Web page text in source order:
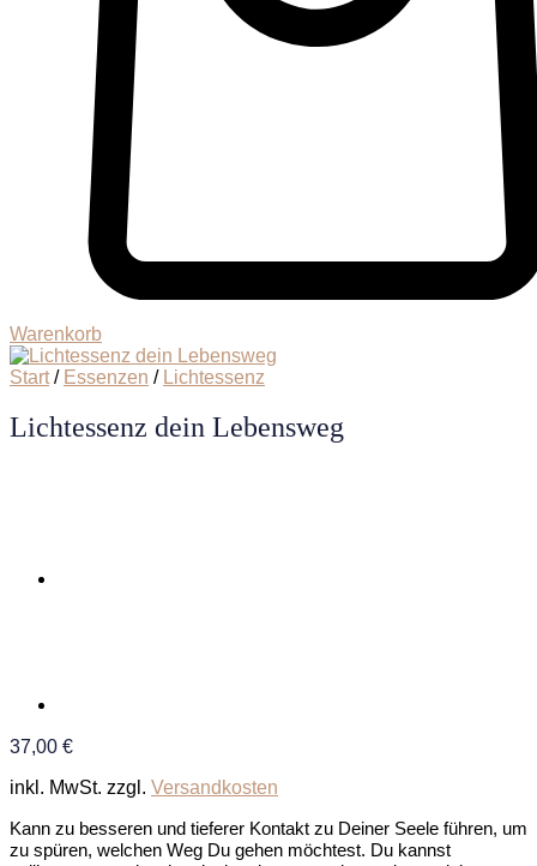
Warenkorb
Start / Essenzen / Lichtessenz
Lichtessenz dein Lebensweg
37,00 €
inkl. MwSt. zzgl. Versandkosten
Kann zu besseren und tieferer Kontakt zu Deiner Seele führen, um
zu spüren, welchen Weg Du gehen möchtest. Du kannst